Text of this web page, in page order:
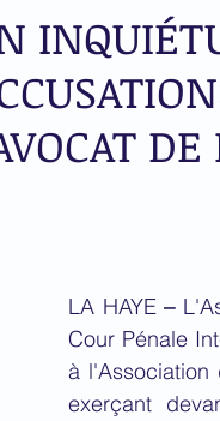
LA HAYE –
Cour Pénale
à l'Association
exerçant